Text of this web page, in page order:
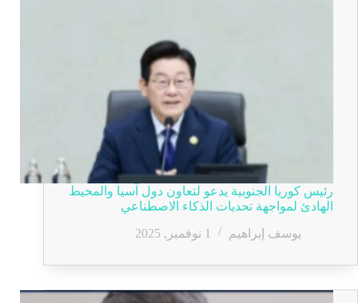
رئيس كوريا الجنوبية يدعو لتعاون دول آسيا والمحيط
الهادئ لمواجهة تحديات الذكاء الاصطناعي
يوسف إبراهيم
1 نوفمبر, 2025